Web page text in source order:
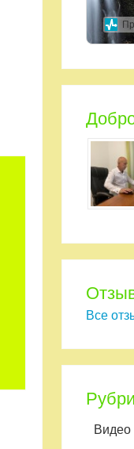
Все
Видео